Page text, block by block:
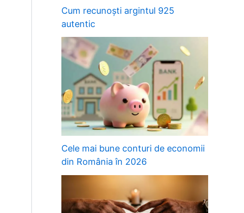
Cum recunoști argintul 925
autentic
Cele mai bune conturi de economii
din România în 2026